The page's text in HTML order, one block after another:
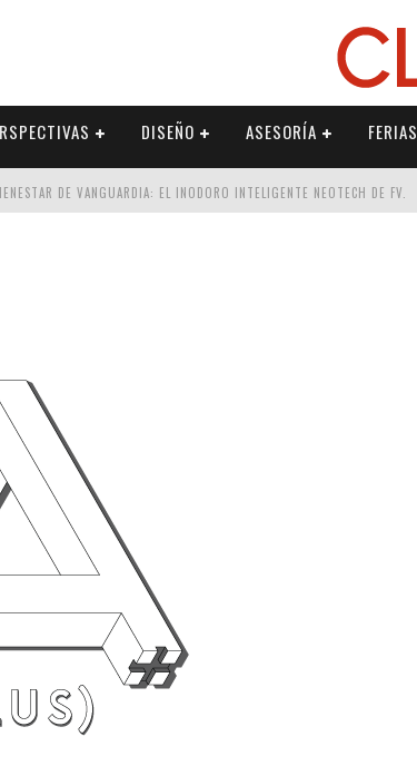
DISEÑO ASESORÍA FERIAS
DE VANGUARDIA: EL INODORO INTELIGENTE NEOTECH DE FV.
– LA CONSTANCIA DETRÁS DE LA PALETERÍA